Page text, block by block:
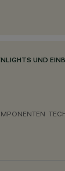
UND